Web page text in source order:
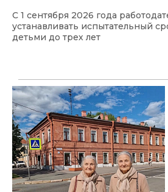
С 1 сентября 2026 года
устанавливать испытательный
детьми до трех лет